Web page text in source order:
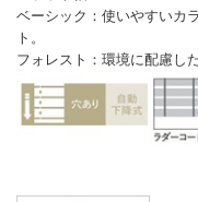
ベーシック：使いやすいカ
ト。
フォレスト：環境に配慮し